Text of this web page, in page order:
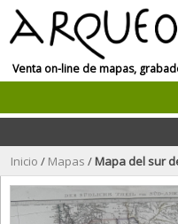
Venta on-line de mapas,
Inicio / Mapas /Mapa del sur